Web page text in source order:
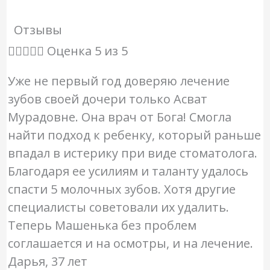
Отзывы
 Оценка 5 из 5
Уже не первый год доверяю лечение
зубов своей дочери только Асват
Мурадовне. Она врач от Бога! Смогла
найти подход к ребенку, который раньше
впадал в истерику при виде стоматолога.
Благодаря ее усилиям и таланту удалось
спасти 5 молочных зубов. Хотя другие
специалисты советовали их удалить.
Теперь Машенька без проблем
соглашается и на осмотры, и на лечение.
Дарья, 37 лет